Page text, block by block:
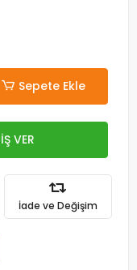
Sepete Ekle
VER
İade ve Değişim